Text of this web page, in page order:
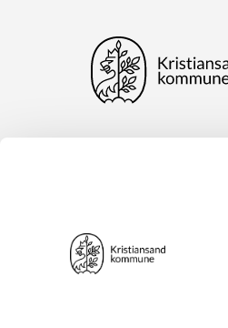
Personvern
© Kristiansand
Design:Tress Design |